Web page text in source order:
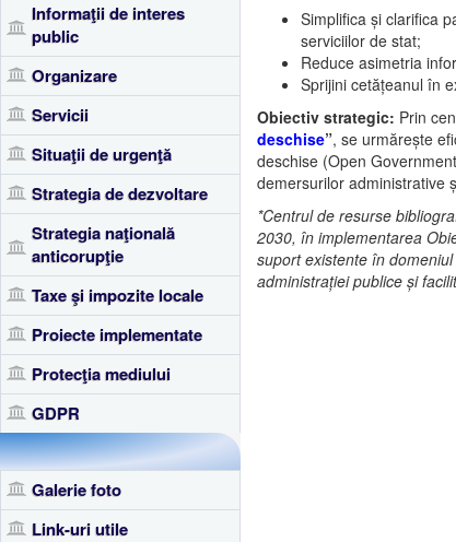
Informaţii de interes
public
Organizare
Servicii
Situaţii de urgenţă
Strategia de dezvoltare
Strategia naţională
anticorupţie
Taxe şi impozite locale
Proiecte implementate
Protecţia mediului
GDPR
Galerie foto
Link-uri utile
Simplifica și clarifica
serviciilor de stat;
Reduce asimetria
Sprijini cetățeanul în
Obiectiv strategic: Prin
deschise”, se urmărește
deschise (Open
demersurilor administrative
*Centrul de resurse
2030, în implementarea
suport existente în
administrației publice și